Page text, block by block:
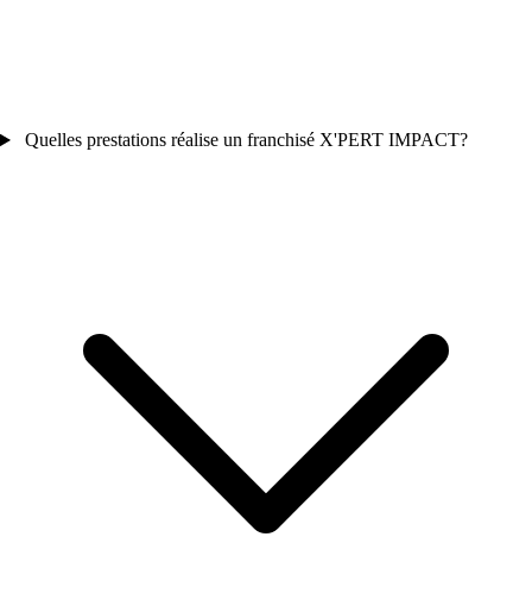
Quelles prestations réalise un franchisé X'PERT IMPACT?